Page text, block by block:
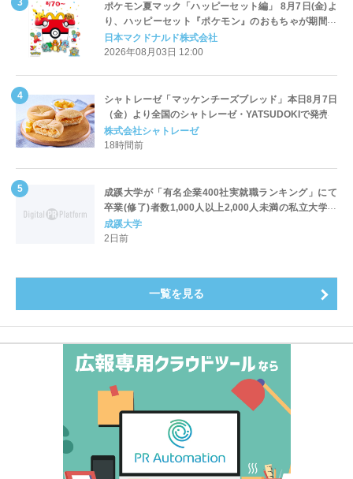
ポケモン夏マック「ハッピーセット編」 8月7日(金)よ
り、ハッピーセット『ポケモン』のおもちゃが期間限
定登場
日本マクドナルド株式会社
2026年08月03日 12:00
シャトレーゼ「マッケンチーズブレッド」本日8月7日
（金）より全国のシャトレーゼ・YATSUDOKIで発売
株式会社シャトレーゼ
18時間前
成蹊大学が「有名企業400社実就職ランキング」にて
卒業(修了)者数1,000人以上2,000人未満の私立大学で
全国第1位を獲得！～実就職率は26.5%（前年比＋
4.3pt）に伸長、東京の私立大学でも10位にランクイン
成蹊大学
2日前
一覧を見る